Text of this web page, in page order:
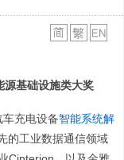
源基础设施类大奖
充电设备智能系统解
的工业数据通信领域